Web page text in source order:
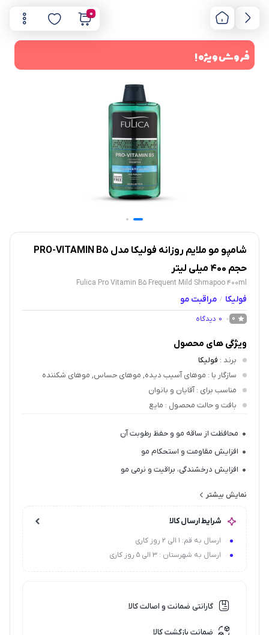
0
فروش ویژه !
شامپو مو ملایم روزانه فولیکا مدل PRO-VITAMIN B5
حجم 400 میلی لیتر
Fulica Pro Vitamin B5 Frequent Mild Shmapoo 400ml
فولیکا / مراقبت مو
0
0 دیدگاه
ویژگی های محصول
برند : فولیکا
سازگار با : موهای آسیب دیده, موهای حساس, موهای شکننده
مناسب برای : آقایان و بانوان
بافت و حالت محصول : مایع
محافظت از ساقه مو و حفظ رطوبت آن
افزایش مقاومت و استحکام مو
افزایش درخشندگی، براقیت و نرمی مو
نمایش بیشتر
شرایط ارسال کالا
ارسال به قم: 1 الی 2 روز کاری
ارسال به شهرستان : 3 الی 5 روز کاری
گارانتی ضمانت و اصالت کالا
ضمانت بازگشت کالا